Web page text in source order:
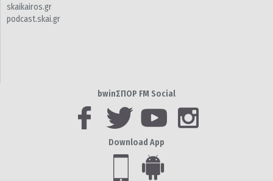
skaikairos.gr
podcast.skai.gr
bwinΣΠΟΡ FM Social
Download App